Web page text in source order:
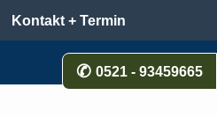
Kontakt + Termin
0521 - 93459665